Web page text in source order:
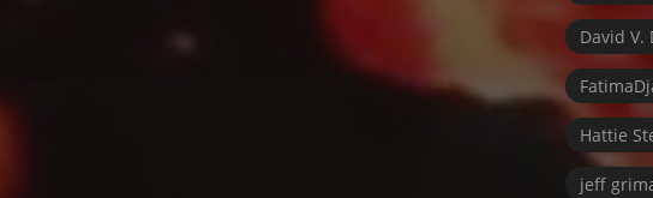
David V.
Hattie
jeff